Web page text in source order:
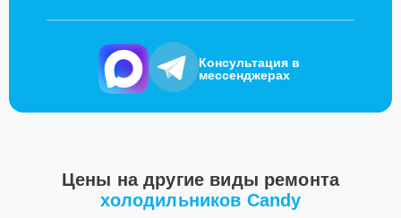
Консультация в
мессенджерах
Цены на другие виды ремонта
холодильников Candy